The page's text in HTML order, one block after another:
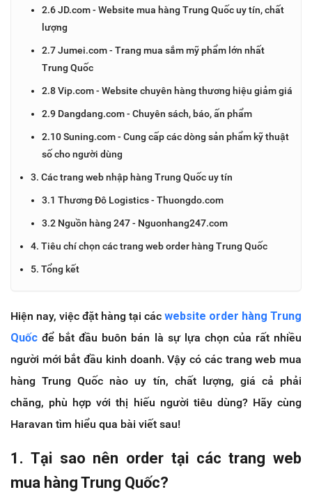
2.6 JD.com - Website mua hàng Trung Quốc uy tín, chất
lượng
2.7 Jumei.com - Trang mua sắm mỹ phẩm lớn nhất
Trung Quốc
2.8 Vip.com - Website chuyên hàng thương hiệu giảm giá
2.9 Dangdang.com - Chuyên sách, báo, ấn phẩm
2.10 Suning.com - Cung cấp các dòng sản phẩm kỹ thuật
số cho người dùng
3. Các trang web nhập hàng Trung Quốc uy tín
3.1 Thương Đô Logistics - Thuongdo.com
3.2 Nguồn hàng 247 - Nguonhang247.com
4. Tiêu chí chọn các trang web order hàng Trung Quốc
5. Tổng kết
Hiện nay, việc đặt hàng tại các website order hàng Trung
Quốc để bắt đầu buôn bán là sự lựa chọn của rất nhiều
người mới bắt đầu kinh doanh. Vậy có các trang web mua
hàng Trung Quốc nào uy tín, chất lượng, giá cả phải
chăng, phù hợp với thị hiếu người tiêu dùng? Hãy cùng
Haravan tìm hiểu qua bài viết sau!
1. Tại sao nên order tại các trang web
mua hàng Trung Quốc?